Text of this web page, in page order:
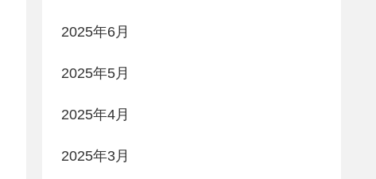
2025年6月
2025年5月
2025年4月
2025年3月